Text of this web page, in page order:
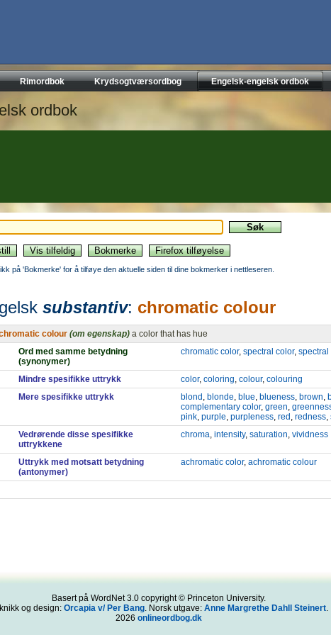
Rimordbok Krydsogtværsordbog Engelsk-engelsk ordbok
ordbok
på 'Bokmerke' for å tilføye den aktuelle siden til dine bokmerker i nettleseren.
substantiv: chromatic colour
colour (om egenskap) a color that has hue
Ord med samme betydning
(synonymer)
chromatic color, spectral color, spectral
Mindre spesifikke uttrykk color, coloring, colour, colouring
Mere spesifikke uttrykk
blond , blonde, blue, blueness, brown,
complementary color, green,
pink, purple, purpleness, red , redness,
Vedrørende disse spesifikke
uttrykkene
chroma, intensity, saturation, vividness
Uttrykk med motsatt betydning
(antonymer)
achromatic color, achromatic colour
Basert på WordNet 3.0 copyright © Princeton University.
og design: Orcapia v/ Per Bang. Norsk utgave: Anne Margrethe Dahll Steinert.
2026 onlineordbog.dk